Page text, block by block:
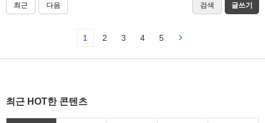
최근 다음 검색 글쓰기
1 2 3 4 5
최근 HOT한 콘텐츠